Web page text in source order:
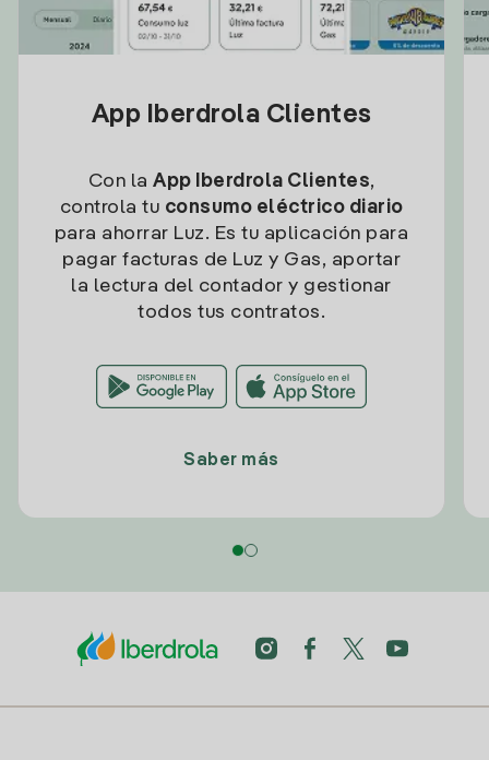
App Iberdrola Clientes
Con la App Iberdrola Clientes,
controla tu consumo eléctrico diario
para ahorrar Luz. Es tu aplicación para
pagar facturas de Luz y Gas, aportar
la lectura del contador y gestionar
todos tus contratos.
Saber más